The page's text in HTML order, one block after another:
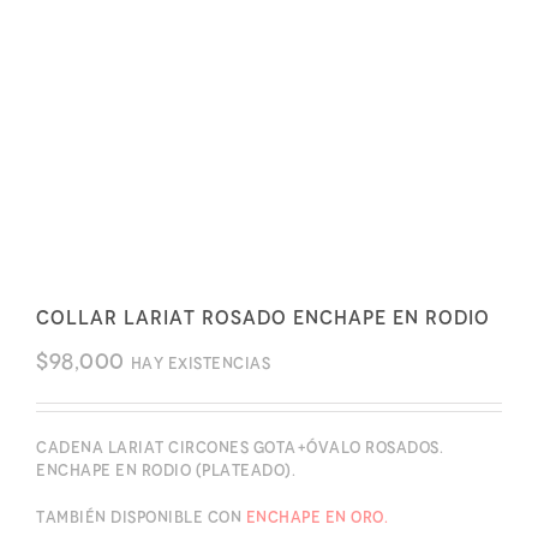
Collar lariat rosado enchape en rodio
$98,000 Hay existencias
Cadena lariat circones gota+óvalo rosados.
Enchape en rodio (plateado).
También disponible con enchape en oro.